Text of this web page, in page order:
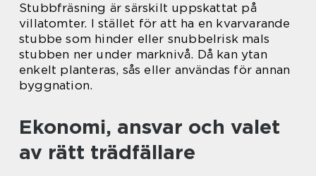
Stubbfräsning är särskilt uppskattat på
villatomter. I stället för att ha en kvarvarande
stubbe som hinder eller snubbelrisk mals
stubben ner under marknivå. Då kan ytan
enkelt planteras, sås eller användas för annan
byggnation.
Ekonomi, ansvar och valet
av rätt trädfällare